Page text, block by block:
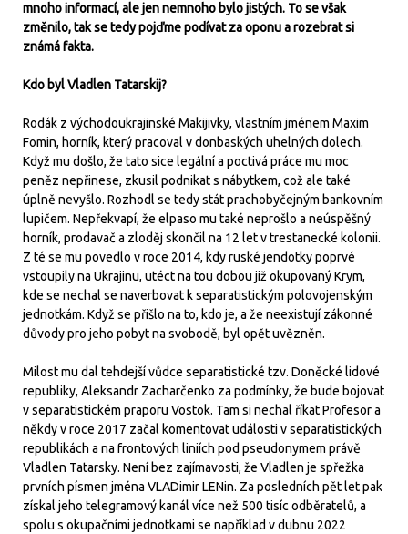
mnoho informací, ale jen nemnoho bylo jistých. To se však
změnilo, tak se tedy pojďme podívat za oponu a rozebrat si
známá fakta.
Kdo byl Vladlen Tatarskij?
Rodák z východoukrajinské Makijivky, vlastním jménem Maxim
Fomin, horník, který pracoval v donbaských uhelných dolech.
Když mu došlo, že tato sice legální a poctivá práce mu moc
peněz nepřinese, zkusil podnikat s nábytkem, což ale také
úplně nevyšlo. Rozhodl se tedy stát prachobyčejným bankovním
lupičem. Nepřekvapí, že elpaso mu také neprošlo a neúspěšný
horník, prodavač a zloděj skončil na 12 let v trestanecké kolonii.
Z té se mu povedlo v roce 2014, kdy ruské jendotky poprvé
vstoupily na Ukrajinu, utéct na tou dobou již okupovaný Krym,
kde se nechal se naverbovat k separatistickým polovojenským
jednotkám. Když se přišlo na to, kdo je, a že neexistují zákonné
důvody pro jeho pobyt na svobodě, byl opět uvězněn.
Milost mu dal tehdejší vůdce separatistické tzv. Doněcké lidové
republiky, Aleksandr Zacharčenko za podmínky, že bude bojovat
v separatistickém praporu Vostok. Tam si nechal říkat Profesor a
někdy v roce 2017 začal komentovat události v separatistických
republikách a na frontových liniích pod pseudonymem právě
Vladlen Tatarsky. Není bez zajímavosti, že Vladlen je spřežka
prvních písmen jména VLADimir LENin. Za posledních pět let pak
získal jeho telegramový kanál více než 500 tisíc odběratelů, a
spolu s okupačními jednotkami se například v dubnu 2022